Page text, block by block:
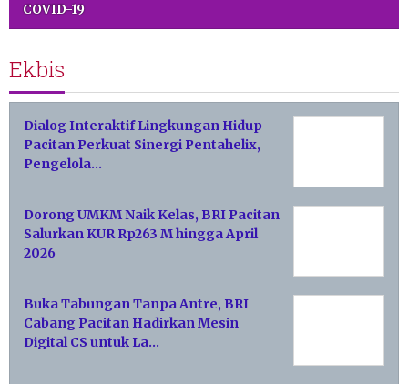
COVID-19
Ekbis
Dialog Interaktif Lingkungan Hidup
Pacitan Perkuat Sinergi Pentahelix,
Pengelola…
Dorong UMKM Naik Kelas, BRI Pacitan
Salurkan KUR Rp263 M hingga April
2026
Buka Tabungan Tanpa Antre, BRI
Cabang Pacitan Hadirkan Mesin
Digital CS untuk La…